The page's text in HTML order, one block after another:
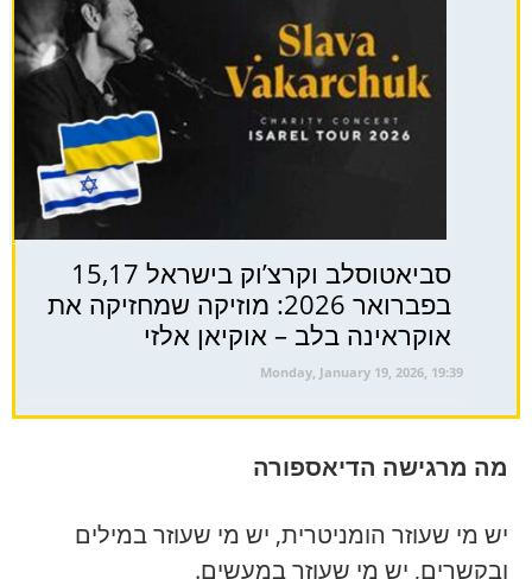
סביאטוסלב וקרצ’וק בישראל 15,17
בפברואר 2026: מוזיקה שמחזיקה את
אוקראינה בלב – אוקיאן אלזי
Monday, January 19, 2026, 19:39
מה מרגישה הדיאספורה
יש מי שעוזר הומניטרית, יש מי שעוזר במילים
ובקשרים, יש מי שעוזר במעשים.